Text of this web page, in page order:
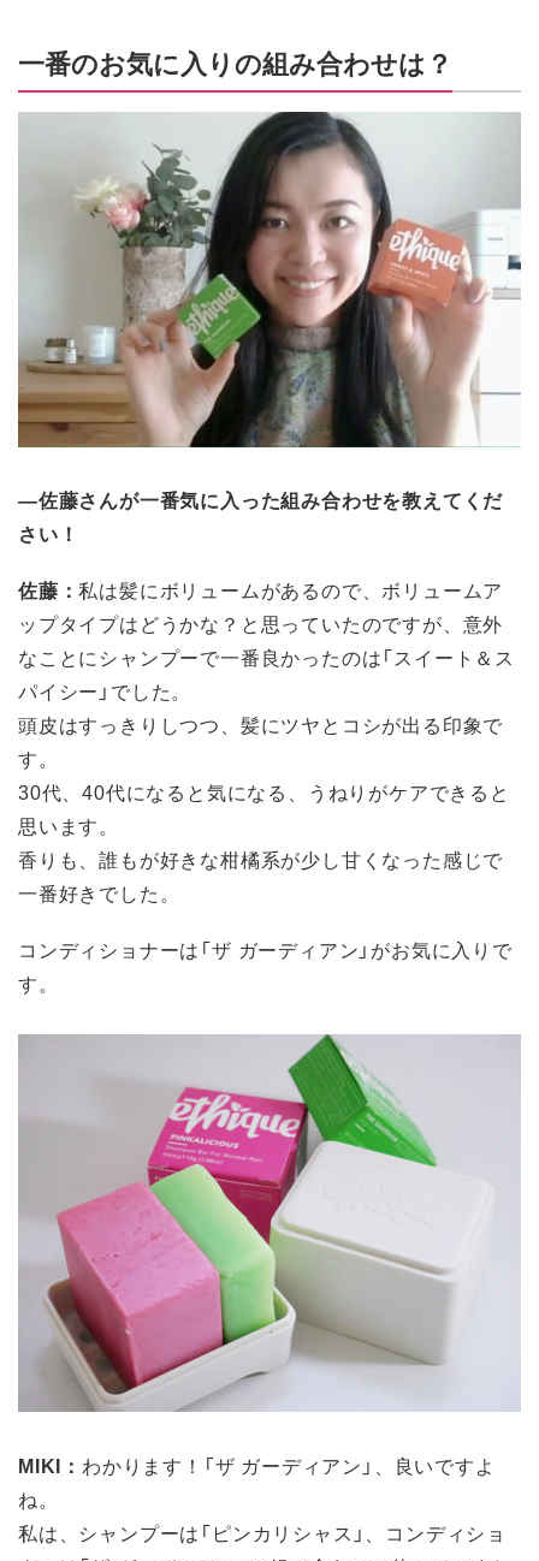
一番のお気に入りの組み合わせは？
―佐藤さんが一番気に入った組み合わせを教えてくだ
さい！
佐藤：私は髪にボリュームがあるので、ボリュームア
ップタイプはどうかな？と思っていたのですが、意外
なことにシャンプーで一番良かったのは「スイート＆ス
パイシー」でした。
頭皮はすっきりしつつ、髪にツヤとコシが出る印象で
す。
30代、40代になると気になる、うねりがケアできると
思います。
香りも、誰もが好きな柑橘系が少し甘くなった感じで
一番好きでした。
コンディショナーは「ザ ガーディアン」がお気に入りで
す。
MIKI： わかります！「ザ ガーディアン」、良いですよ
ね。
私は、シャンプーは「ピンカリシャス」、コンディショ